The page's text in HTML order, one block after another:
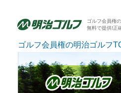
ゴルフ会員権
無料で提供!正
ゴルフ会員権の明治ゴルフ